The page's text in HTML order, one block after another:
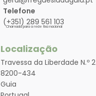
Telefone
(+351) 289 561 103
Chamada para a rede fixa nacional
Localização
Travessa da Liberdade N.º 2
8200-434
Guia